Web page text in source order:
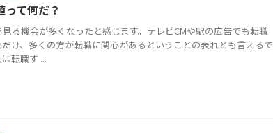
て何だ？
る機会が多くなったと感じます。テレビCMや駅の広告でも転職
け、多くの方が転職に関心があるということの表れとも言えるで
転職す ...